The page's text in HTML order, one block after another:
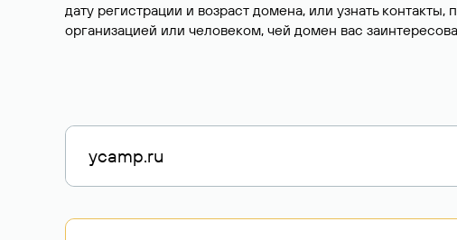
дату регистрации и возраст домена, или узнать
организацией или человеком, чей домен вас